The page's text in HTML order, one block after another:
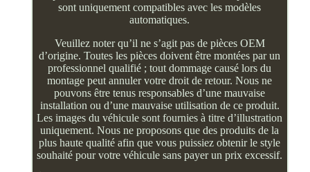
sont uniquement compatibles avec les modèles
automatiques.
Veuillez noter qu’il ne s’agit pas de pièces OEM
d’origine. Toutes les pièces doivent être montées par un
professionnel qualifié ; tout dommage causé lors du
montage peut annuler votre droit de retour. Nous ne
pouvons être tenus responsables d’une mauvaise
installation ou d’une mauvaise utilisation de ce produit.
Les images du véhicule sont fournies à titre d’illustration
uniquement. Nous ne proposons que des produits de la
plus haute qualité afin que vous puissiez obtenir le style
souhaité pour votre véhicule sans payer un prix excessif.